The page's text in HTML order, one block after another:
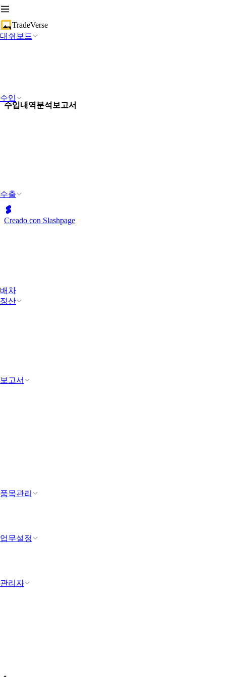
TradeVerse
대쉬보드
수입
수출
배차
정산
보고서
품목관리
업무설정
관리자
수입내역분석보고서
Creado con Slashpage